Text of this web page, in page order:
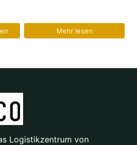
Mehr lesen
Logistikzentrum von